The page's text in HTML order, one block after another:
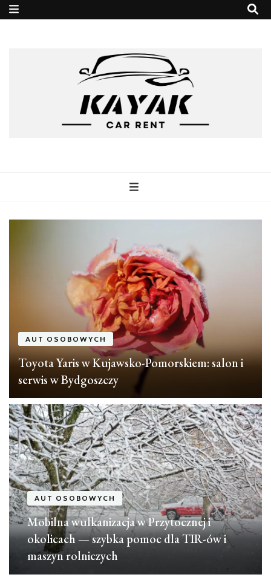
AUT OSOBOWYCH
Toyota Yaris w Kujawsko-Pomorskiem: salon i
serwis w Bydgoszczy
AUT OSOBOWYCH
Mobilna wulkanizacja w Przytocznej i
okolicach — szybka pomoc dla TIR-ów i
maszyn rolniczych